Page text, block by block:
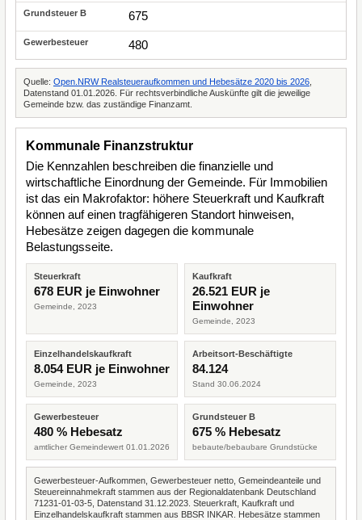
675
480
Quelle: Open.NRW Realsteueraufkommen und Hebesätze 2020 bis 2026
Datenstand 01.01.2026. Für rechtsverbindliche Auskünfte gilt die jeweilige
Gemeinde bzw. das zuständige Finanzamt.
Kommunale Finanzstruktur
Die Kennzahlen beschreiben die finanzielle und
wirtschaftliche Einordnung der Gemeinde. Für Immobilien
ist das ein Makrofaktor: höhere Steuerkraft und Kaufkraft
können auf einen tragfähigeren Standort hinweisen,
Hebesätze zeigen dagegen die kommunale
Belastungsseite.
Steuerkraft
678 EUR je Einwohner
Gemeinde, 2023
Kaufkraft
26.521 EUR je
Einwohner
Gemeinde, 2023
Einzelhandelskaufkraft
8.054 EUR je Einwohner
Gemeinde, 2023
Arbeitsort-Beschäftigte
84.124
Stand 30.06.2024
Gewerbesteuer
480 % Hebesatz
amtlicher Gemeindewert 01.01.2026
Grundsteuer B
675 % Hebesatz
bebaute/bebaubare Grundstücke
Gewerbesteuer-Aufkommen, Gewerbesteuer netto, Gemeindeanteile und
Steuereinnahmekraft stammen aus der Regionaldatenbank Deutschland
71231-01-03-5, Datenstand 31.12.2023. Steuerkraft, Kaufkraft und
Einzelhandelskaufkraft stammen aus BBSR INKAR. Hebesätze stammen